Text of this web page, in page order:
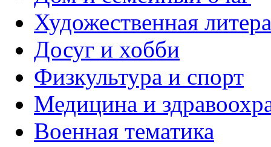
Художественная
Досуг и хобби
Физкультура и спорт
Медицина и
Военная тематика